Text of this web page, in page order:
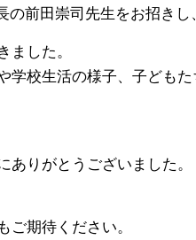
前田崇司先生をお招きし
ました。
校生活の様子、子ども
りがとうございました。
期待ください。